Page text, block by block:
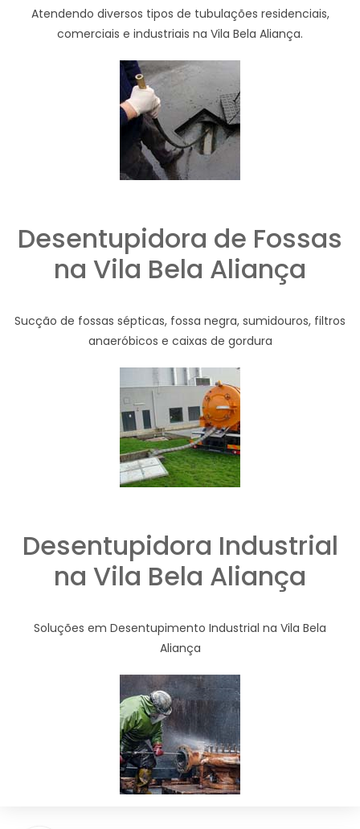
Atendendo diversos tipos de tubulações residenciais,
comerciais e industriais na Vila Bela Aliança.
Desentupidora de Fossas
na Vila Bela Aliança
Sucção de fossas sépticas, fossa negra, sumidouros, filtros
anaeróbicos e caixas de gordura
Desentupidora Industrial
na Vila Bela Aliança
Soluções em Desentupimento Industrial na Vila Bela
Aliança